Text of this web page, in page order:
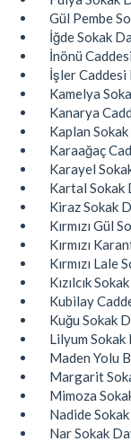
Gül Pembe
İğde Sokak
İnönü
İşler
Kamelya
Kanarya
Kaplan
Karaağaç
Karayel
Kartal Sokak
Kiraz Sokak
Kırmızı Gül
Kırmızı
Kırmızı
Kızılcık
Kubilay
Kuğu Sokak
Lilyum
Maden Yolu
Margarit
Mimoza
Nadide
Nar Sokak